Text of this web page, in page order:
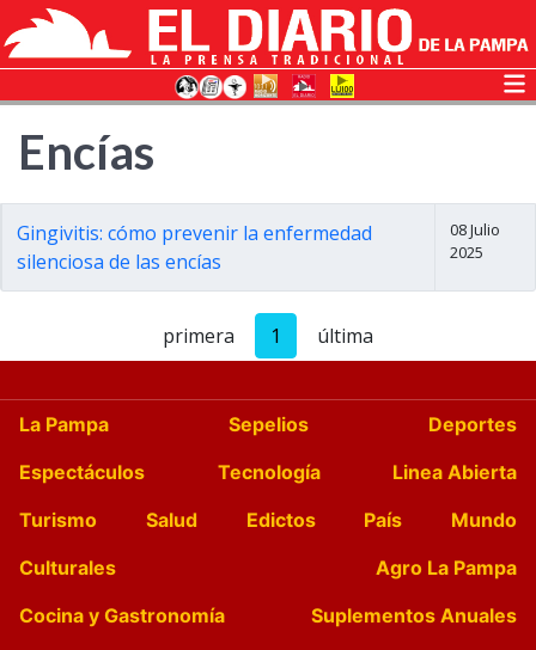
Encías
Gingivitis: cómo prevenir la enfermedad
silenciosa de las encías
08 Julio
2025
primera 1 última
La Pampa Sepelios
Deportes
Espectáculos
Tecnología
Linea Abierta
Turismo
Salud Edictos País
Mundo
Culturales
Agro La Pampa
Cocina y Gastronomía
Suplementos Anuales